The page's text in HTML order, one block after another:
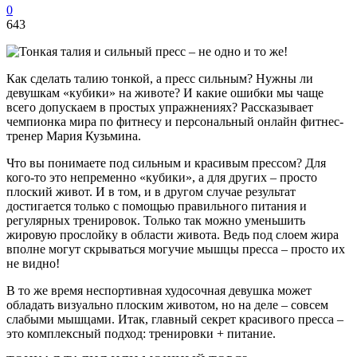
0
643
Как сделать талию тонкой, а пресс сильным? Нужны ли
девушкам «кубики» на животе? И какие ошибки мы чаще
всего допускаем в простых упражнениях? Рассказывает
чемпионка мира по фитнесу и персональный онлайн фитнес-
тренер Мария Кузьмина.
Что вы понимаете под сильным и красивым прессом? Для
кого-то это непременно «кубики», а для других – просто
плоский живот. И в том, и в другом случае результат
достигается только с помощью правильного питания и
регулярных тренировок. Только так можно уменьшить
жировую прослойку в области живота. Ведь под слоем жира
вполне могут скрываться могучие мышцы пресса – просто их
не видно!
В то же время неспортивная худосочная девушка может
обладать визуально плоским животом, но на деле – совсем
слабыми мышцами. Итак, главный секрет красивого пресса –
это комплексный подход: тренировки + питание.